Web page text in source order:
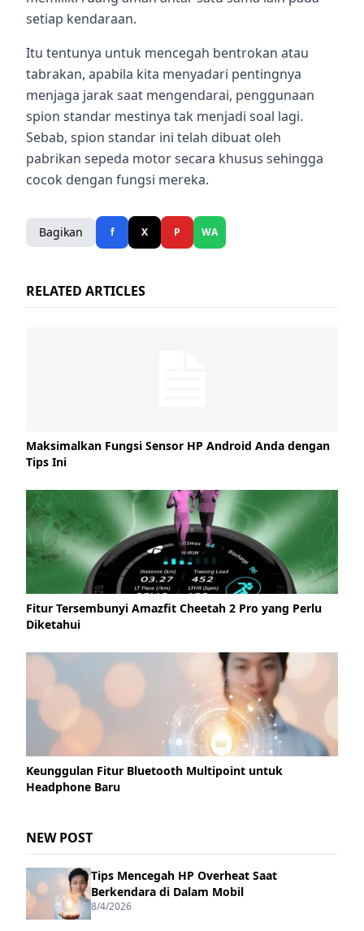
setiap kendaraan.
Itu tentunya untuk mencegah bentrokan atau
tabrakan, apabila kita menyadari pentingnya
menjaga jarak saat mengendarai, penggunaan
spion standar mestinya tak menjadi soal lagi.
Sebab, spion standar ini telah dibuat oleh
pabrikan sepeda motor secara khusus sehingga
cocok dengan fungsi mereka.
Bagikan f X P WA
RELATED ARTICLES
Maksimalkan Fungsi Sensor HP Android Anda dengan
Tips Ini
Fitur Tersembunyi Amazfit Cheetah 2 Pro yang Perlu
Diketahui
Keunggulan Fitur Bluetooth Multipoint untuk
Headphone Baru
NEW POST
Tips Mencegah HP Overheat Saat
Berkendara di Dalam Mobil
8/4/2026